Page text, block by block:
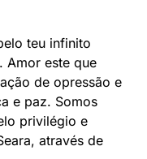
teu infinito
Amor este que
de opressão e
e paz. Somos
privilégio e
através de